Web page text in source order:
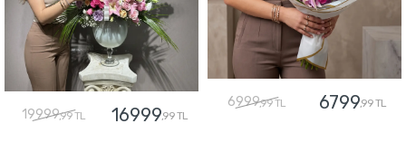
19999,99 TL 16999,99 TL
6999,99 TL 6799,99 TL